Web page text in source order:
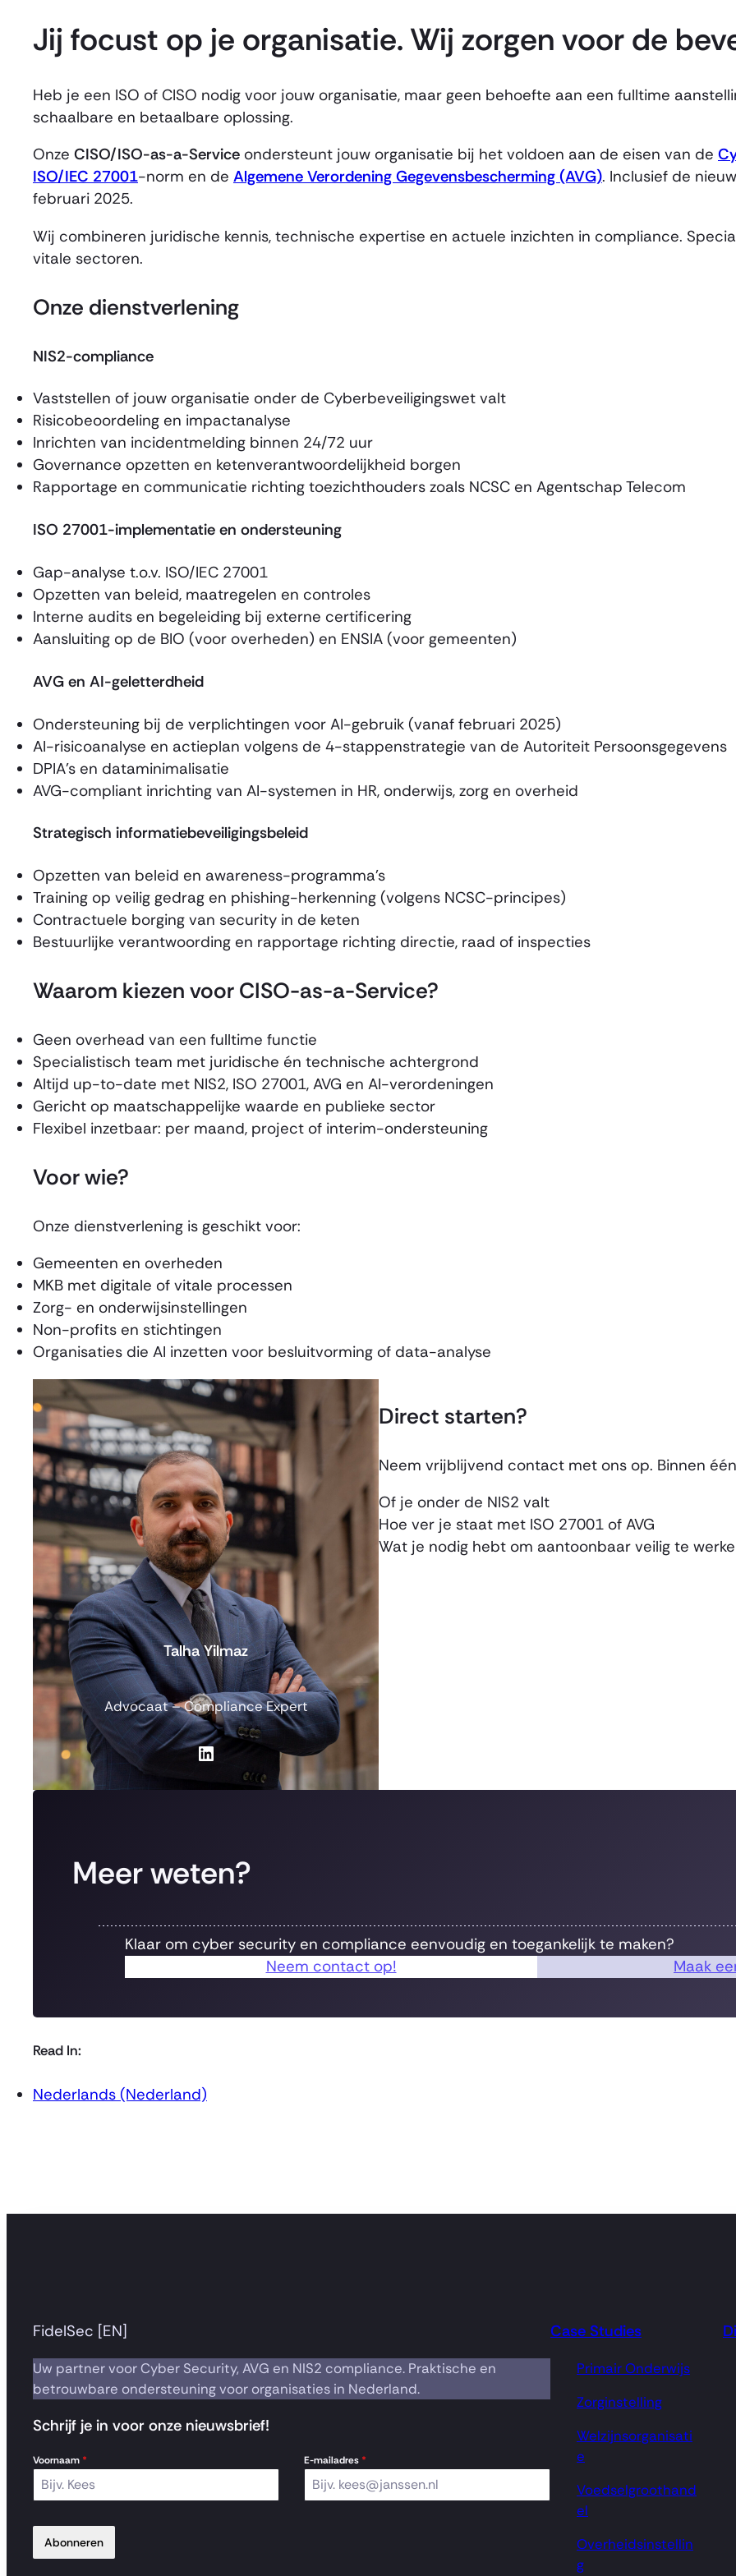
Jij focust op je organisatie. Wij zorgen voor de
Heb je een ISO of CISO nodig voor jouw organisatie, maar geen behoefte aan een fulltime
schaalbare en betaalbare oplossing.
Onze CISO/ISO-as-a-Service ondersteunt jouw organisatie bij het voldoen aan de eisen van de
ISO/IEC 27001-norm en de Algemene Verordening Gegevensbescherming (AVG). Inclusief de
februari 2025.
Wij combineren juridische kennis, technische expertise en actuele inzichten in compliance.
vitale sectoren.
Onze dienstverlening
NIS2-compliance
Vaststellen of jouw organisatie onder de Cyberbeveiligingswet valt
Risicobeoordeling en impactanalyse
Inrichten van incidentmelding binnen 24/72 uur
Governance opzetten en ketenverantwoordelijkheid borgen
Rapportage en communicatie richting toezichthouders zoals NCSC en Agentschap Telecom
ISO 27001-implementatie en ondersteuning
Gap-analyse t.o.v. ISO/IEC 27001
Opzetten van beleid, maatregelen en controles
Interne audits en begeleiding bij externe certificering
Aansluiting op de BIO (voor overheden) en ENSIA (voor gemeenten)
AVG en AI-geletterdheid
Ondersteuning bij de verplichtingen voor AI-gebruik (vanaf februari 2025)
AI-risicoanalyse en actieplan volgens de 4-stappenstrategie van de Autoriteit Persoonsgegevens
DPIA’s en dataminimalisatie
AVG-compliant inrichting van AI-systemen in HR, onderwijs, zorg en overheid
Strategisch informatiebeveiligingsbeleid
Opzetten van beleid en awareness-programma’s
Training op veilig gedrag en phishing-herkenning (volgens NCSC-principes)
Contractuele borging van security in de keten
Bestuurlijke verantwoording en rapportage richting directie, raad of inspecties
Waarom kiezen voor CISO-as-a-Service?
Geen overhead van een fulltime functie
Specialistisch team met juridische én technische achtergrond
Altijd up-to-date met NIS2, ISO 27001, AVG en AI-verordeningen
Gericht op maatschappelijke waarde en publieke sector
Flexibel inzetbaar: per maand, project of interim-ondersteuning
Voor wie?
Onze dienstverlening is geschikt voor:
Gemeenten en overheden
MKB met digitale of vitale processen
Zorg- en onderwijsinstellingen
Non-profits en stichtingen
Organisaties die AI inzetten voor besluitvorming of data-analyse
Talha Yilmaz
Advocaat – Compliance Expert
LinkedIn
Direct starten?
Neem vrijblijvend contact met ons op. Binnen
Of je onder de NIS2 valt
Hoe ver je staat met ISO 27001 of AVG
Wat je nodig hebt om aantoonbaar veilig te
Meer weten?
Klaar om cyber security en compliance eenvoudig en toegankelijk te maken?
Neem contact op!
Maak
Read In:
Nederlands (Nederland)
FidelSec [EN]
Uw partner voor Cyber Security, AVG en NIS2 compliance. Praktische en
betrouwbare ondersteuning voor organisaties in Nederland.
Schrijf je in voor onze nieuwsbrief!
Voornaam * E-mailadres *
Abonneren
Case Studies
Primair Onderwijs
Zorginstelling
Welzijnsorganisati
e
Voedselgroothand
el
Overheidsinstellin
g